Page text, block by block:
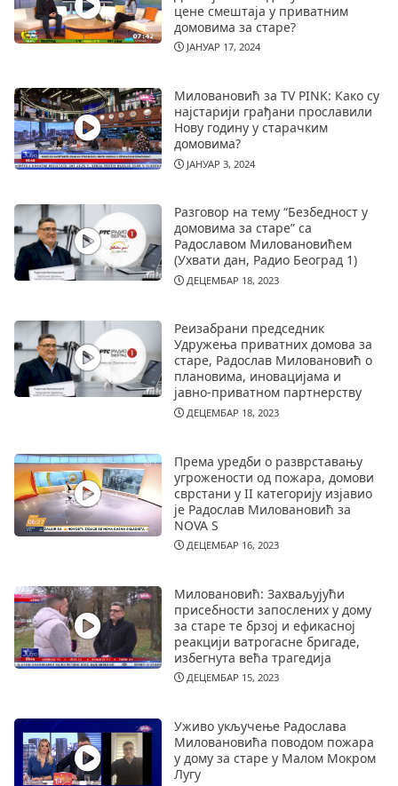
цене смештаја у приватним
домовима за старе?
ЈАНУАР 17, 2024
Миловановић за TV PINK: Како су
најстарији грађани прославили
Нову годину у старачким
домовима?
ЈАНУАР 3, 2024
Разговор на тему “Безбедност у
домовима за старе” са
Радославом Миловановићем
(Ухвати дан, Радио Београд 1)
ДЕЦЕМБАР 18, 2023
Реизабрани председник
Удружења приватних домова за
старе, Радослав Миловановић о
плановима, иновацијама и
јавно-приватном партнерству
ДЕЦЕМБАР 18, 2023
Према уредби о разврставању
угрожености од пожара, домови
сврстани у II категорију изјавио
је Радослав Миловановић за
NOVA S
ДЕЦЕМБАР 16, 2023
Миловановић: Захваљујући
присебности запослених у дому
за старе те брзој и ефикасној
реакцији ватрогасне бригаде,
избегнута већа трагедија
ДЕЦЕМБАР 15, 2023
Уживо укључење Радослава
Миловановића поводом пожара
у дому за старе у Малом Мокром
Лугу